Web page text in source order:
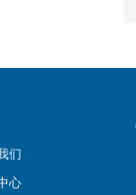
们
心